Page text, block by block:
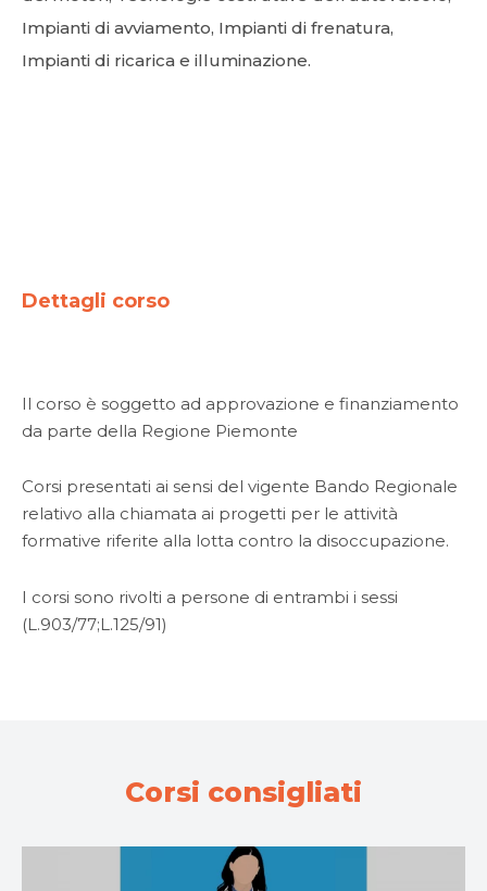
Impianti di avviamento, Impianti di frenatura,
Impianti di ricarica e illuminazione.
Dettagli corso
Il corso è soggetto ad approvazione e finanziamento
da parte della Regione Piemonte
Corsi presentati ai sensi del vigente Bando Regionale
relativo alla chiamata ai progetti per le attività
formative riferite alla lotta contro la disoccupazione.
I corsi sono rivolti a persone di entrambi i sessi
(L.903/77;L.125/91)
Corsi consigliati